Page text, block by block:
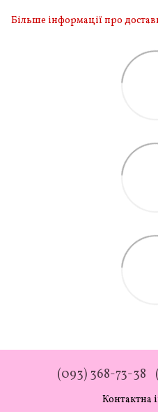
Більше інформації про
(093) 368-73-38
Контактна